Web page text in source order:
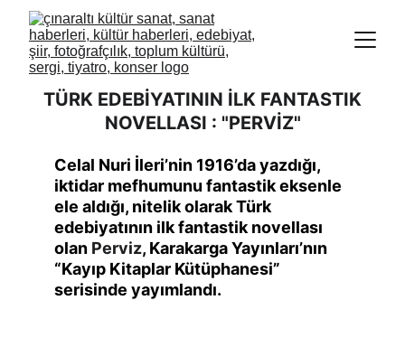
TÜRK EDEBİYATININ İLK FANTASTIK
NOVELLASI : "PERVİZ"
Celal Nuri İleri’nin 1916’da yazdığı,
iktidar mefhumunu fantastik eksenle
ele aldığı, nitelik olarak Türk
edebiyatının ilk fantastik novellası
olan Perviz, Karakarga Yayınları’nın
“Kayıp Kitaplar Kütüphanesi”
serisinde yayımlandı.